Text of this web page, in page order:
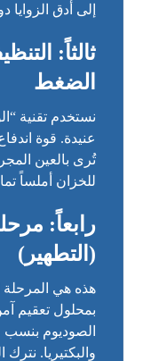
إلى أدق
ثالثاً:
الضغط
عنيدة. قوة
تُرى بالعين
للخزان أملساً
رابعاً:
(التطهير)
هذه هي المرحلة
بمحلول تعقيم
الصوديوم
والبكتيريا.